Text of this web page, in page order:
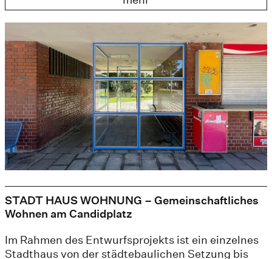
STADT HAUS WOHNUNG – Gemeinschaftliches
Wohnen am Candidplatz
Im Rahmen des Entwurfsprojekts ist ein einzelnes
Stadthaus von der städtebaulichen Setzung bis